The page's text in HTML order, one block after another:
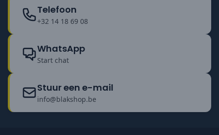
Telefoon
+32 14 18 69 08
WhatsApp
Start chat
Stuur een e-mail
info@blakshop.be